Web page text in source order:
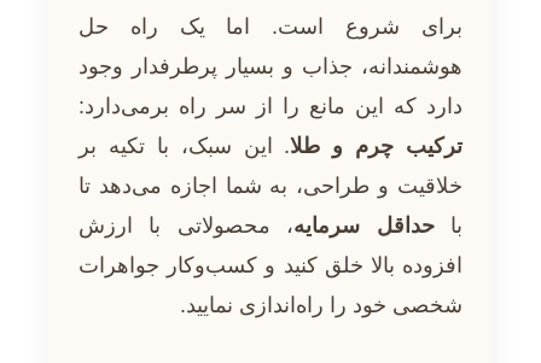
برای شروع است. اما یک راه حل
هوشمندانه، جذاب و بسیار پرطرفدار وجود
دارد که این مانع را از سر راه برمی‌دارد:
ترکیب چرم و طلا. این سبک، با تکیه بر
خلاقیت و طراحی، به شما اجازه می‌دهد تا
باحداقل سرمایه، محصولاتی با ارزش
افزوده بالا خلق کنید و کسب‌وکار جواهرات
شخصی خود را راه‌اندازی نمایید.